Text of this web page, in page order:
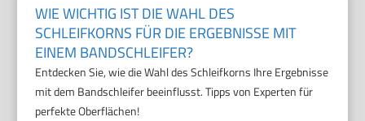
WIE WICHTIG IST DIE WAHL DES
SCHLEIFKORNS FÜR DIE ERGEBNISSE MIT
EINEM BANDSCHLEIFER?
Entdecken Sie, wie die Wahl des Schleifkorns Ihre Ergebnisse
mit dem Bandschleifer beeinflusst. Tipps von Experten für
perfekte Oberflächen!